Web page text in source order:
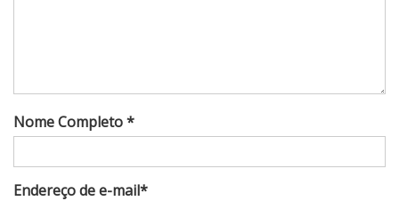
Nome Completo *
Endereço de e-mail*